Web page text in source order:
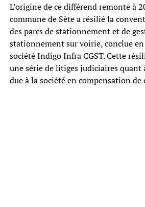
L’origine de ce différend remonte à
commune de Sète a résilié la
des parcs de stationnement et de
stationnement sur voirie, conclue en
société Indigo Infra CGST. Cette
une série de litiges judiciaires quant
due à la société en compensation